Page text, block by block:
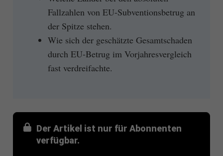
Fallzahlen von EU-Subventionsbetrug an
der Spitze stehen.
Wie sich der geschätzte Gesamtschaden
durch EU-Betrug im Vorjahresvergleich
fast verdreifachte.
Der Artikel ist nur für Abonnenten
verfügbar.